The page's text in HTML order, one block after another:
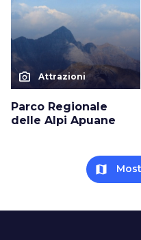
photo_camera Attrazioni
Parco Regionale
delle Alpi Apuane
map